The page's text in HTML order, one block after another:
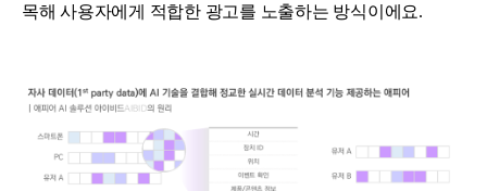
목해 사용자에게 적합한 광고를 노출하는 방식이에요.